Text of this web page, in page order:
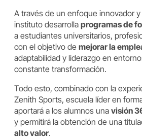
A través de un enfoque innovador y
instituto desarrolla programas de
a estudiantes universitarios,
con el objetivo de mejorar la
adaptabilidad y liderazgo en
constante transformación.
Todo esto, combinado con la
Zenith Sports, escuela líder en
aportará a los alumnos una visión
y permitirá la obtención de una
alto valor.